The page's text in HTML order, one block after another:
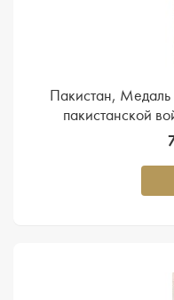
Пакистан,
пакистанской